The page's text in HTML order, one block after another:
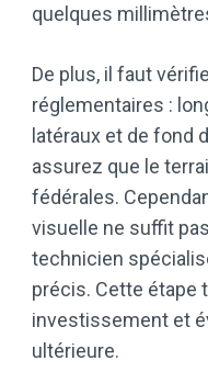
quelques
De plus, il faut
réglementaires :
latéraux et de fond
assurez que le
fédérales.
visuelle ne suffit
technicien
précis. Cette étape
investissement et
ultérieure.